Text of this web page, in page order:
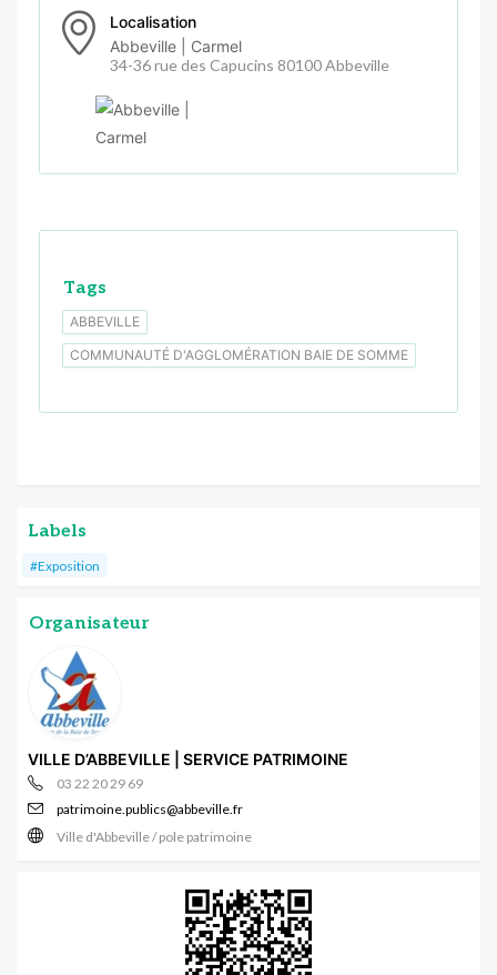
Localisation
Abbeville | Carmel
34-36 rue des Capucins 80100 Abbeville
Tags
ABBEVILLE
COMMUNAUTÉ D'AGGLOMÉRATION BAIE DE SOMME
Labels
#Exposition
Organisateur
VILLE D’ABBEVILLE | SERVICE PATRIMOINE
03 22 20 29 69
patrimoine.publics@abbeville.fr
Ville d'Abbeville / pole patrimoine